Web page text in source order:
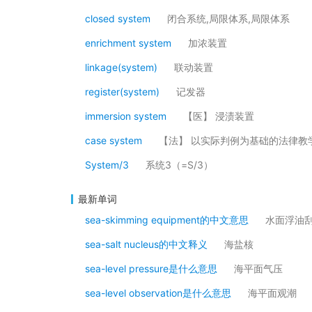
closed system 闭合系统,局限体系,局限体系
enrichment system 加浓装置
linkage(system) 联动装置
register(system) 记发器
immersion system 【医】 浸渍装置
case system 【法】 以实际判例为基础的法律教
System/3 系统3（=S/3）
最新单词
sea-skimming equipment的中文意思
水面浮油
sea-salt nucleus的中文释义 海盐核
sea-level pressure是什么意思 海平面气压
sea-level observation是什么意思 海平面观潮